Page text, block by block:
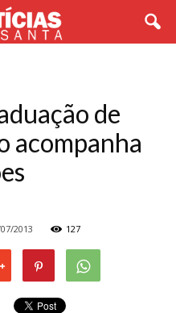
de
acompanha
2013 127